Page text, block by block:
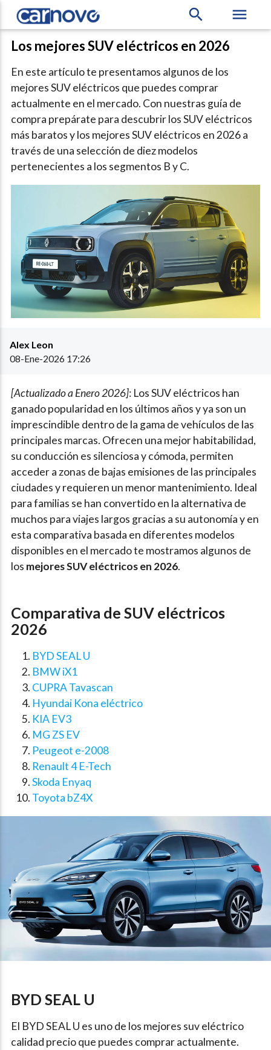
search menu
Los mejores SUV eléctricos en 2026
En este artículo te presentamos algunos de los
mejores SUV eléctricos que puedes comprar
actualmente en el mercado. Con nuestras guía de
compra prepárate para descubrir los SUV eléctricos
más baratos y los mejores SUV eléctricos en 2026 a
través de una selección de diez modelos
pertenecientes a los segmentos B y C.
Alex Leon
08-Ene-2026 17:26
[Actualizado a Enero2026]: Los SUV eléctricos han
ganado popularidad en los últimos años y ya son un
imprescindible dentro de la gama de vehículos de las
principales marcas. Ofrecen una mejor habitabilidad,
su conducción es silenciosa y cómoda, permiten
acceder a zonas de bajas emisiones de las principales
ciudades y requieren un menor mantenimiento. Ideal
para familias se han convertido en la alternativa de
muchos para viajes largos gracias a su autonomía y en
esta comparativa basada en diferentes modelos
disponibles en el mercado te mostramos algunos de
los mejores SUV eléctricos en 2026.
Comparativa de SUV eléctricos
2026
BYD SEAL U
BMW iX1
CUPRA Tavascan
Hyundai Kona eléctrico
KIA EV3
MG ZS EV
Peugeot e-2008
Renault 4 E-Tech
Skoda Enyaq
Toyota bZ4X
BYD SEAL U
El BYD SEAL U es uno de los mejores suv eléctrico
calidad precio que puedes comprar actualmente.